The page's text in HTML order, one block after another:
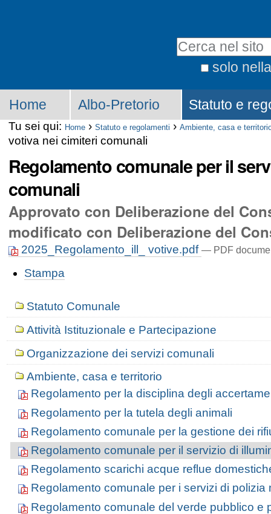
solo
Home Albo-Pretorio Statuto e
Tu sei qui: Home › Statuto e regolamenti › Ambiente, casa e
votiva nei cimiteri comunali
Regolamento comunale per il
comunali
Approvato con Deliberazione del
modificato con Deliberazione del
2025_Regolamento_ill_ votive.pdf — PDF
Stampa
Statuto Comunale
Attività Istituzionale e Partecipazione
Organizzazione dei servizi comunali
Ambiente, casa e territorio
Regolamento per la disciplina degli
Regolamento per la tutela degli animali
Regolamento comunale per la gestione dei
Regolamento comunale per il servizio di
Regolamento scarichi acque reflue
Regolamento comunale per i servizi di polizia
Regolamento comunale del verde pubblico e